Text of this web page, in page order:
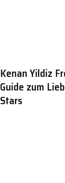
Kenan Yildiz
Guide zum
Stars